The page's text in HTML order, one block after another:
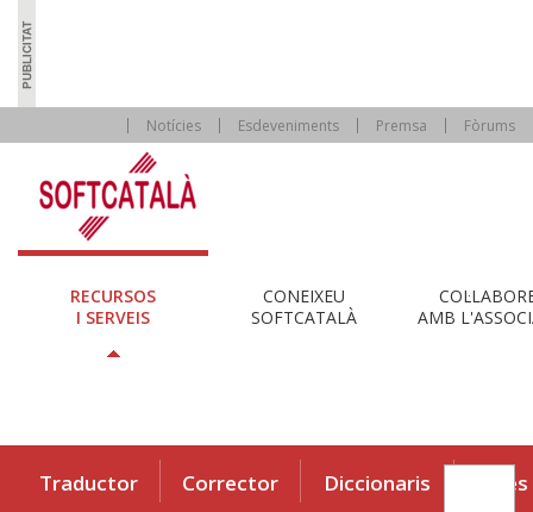
Notícies Esdeveniments Premsa Fòrums
RECURSOS
I SERVEIS
CONEIXEU
SOFTCATALÀ
AMB
Traductor Corrector Diccionaris Eines